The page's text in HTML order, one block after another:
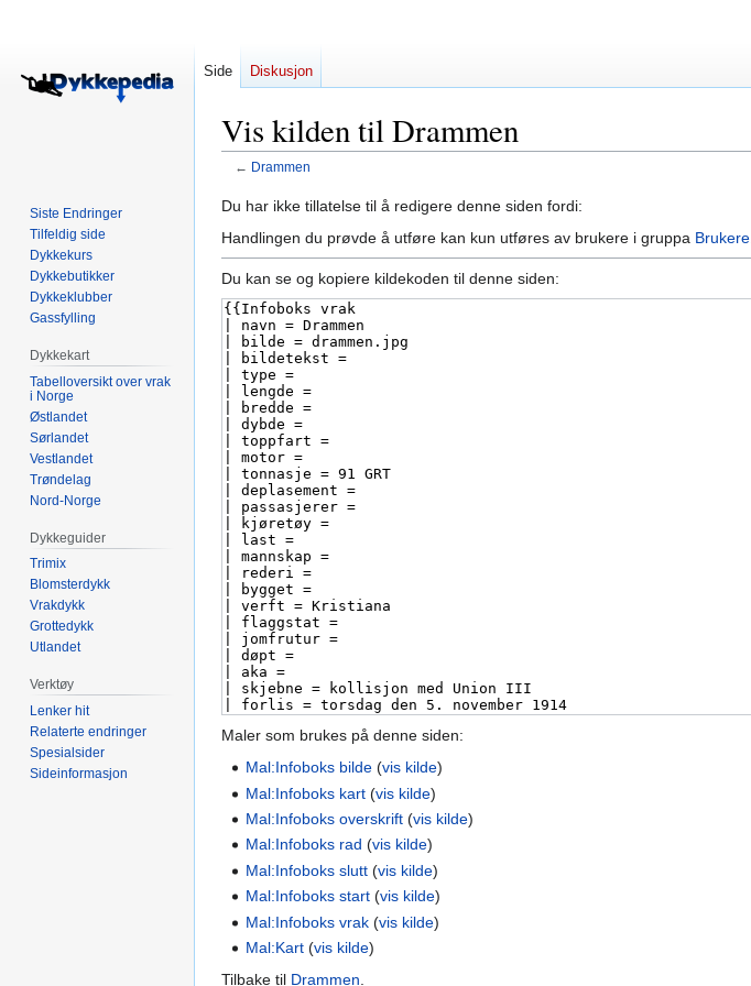
Vis kilden til Drammen
← Drammen
Hopp
til
Hopp
til
Du har ikke tillatelse til å redigere denne siden fordi:
Handlingen du prøvde å utføre kan kun utføres av brukere i gruppa Brukere
Du kan se og kopiere kildekoden til denne siden:
Maler som brukes på denne siden:
Mal:Infoboks bilde (vis kilde)
Mal:Infoboks kart (vis kilde)
Mal:Infoboks overskrift (vis kilde)
Mal:Infoboks rad (vis kilde)
Mal:Infoboks slutt (vis kilde)
Mal:Infoboks start (vis kilde)
Mal:Infoboks vrak (vis kilde)
Mal:Kart (vis kilde)
Tilbake til Drammen
Side Diskusjon
Siste Endringer
Tilfeldig side
Dykkekurs
Dykkebutikker
Dykkeklubber
Gassfylling
Dykkekart
Tabelloversikt over vrak
i Norge
Østlandet
Sørlandet
Vestlandet
Trøndelag
Nord-Norge
Dykkeguider
Trimix
Blomsterdykk
Vrakdykk
Grottedykk
Utlandet
Verktøy
Lenker hit
Relaterte endringer
Spesialsider
Sideinformasjon